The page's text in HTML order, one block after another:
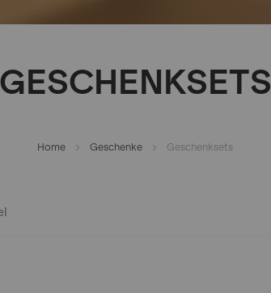
GESCHENKSETS
Home Geschenke Geschenksets